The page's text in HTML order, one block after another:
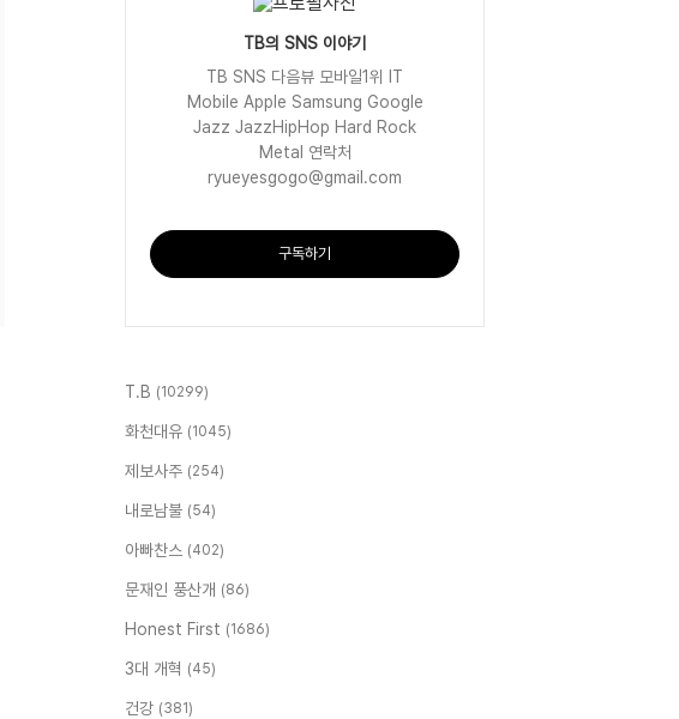
TB의 SNS 이야기
TB SNS 다음뷰 모바일1위 IT
Mobile Apple Samsung Google
Jazz JazzHipHop Hard Rock
Metal 연락처
ryueyesgogo@gmail.com
구독하기
T.B (10299)
화천대유 (1045)
제보사주 (254)
내로남불 (54)
아빠찬스 (402)
문재인 풍산개 (86)
Honest First (1686)
3대 개혁 (45)
건강 (381)